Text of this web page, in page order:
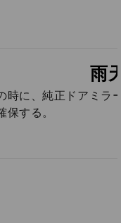
っときれいな視
画可能